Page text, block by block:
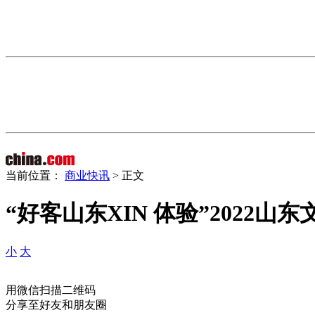
当前位置： 商业快讯 > 正文
“好客山东XIN 体验”2022山东
小 大
用微信扫描二维码
分享至好友和朋友圈